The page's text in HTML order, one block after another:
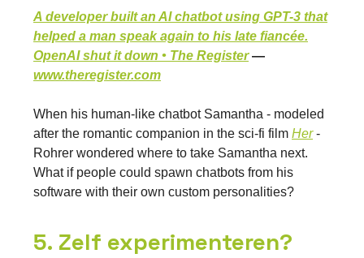
A developer built an AI chatbot using GPT-3 that
helped a man speak again to his late fiancée.
OpenAI shut it down • The Register—
www.theregister.com
When his human-like chatbot Samantha - modeled
after the romantic companion in the sci-fi film Her-
Rohrer wondered where to take Samantha next.
What if people could spawn chatbots from his
software with their own custom personalities?
5. Zelf experimenteren?